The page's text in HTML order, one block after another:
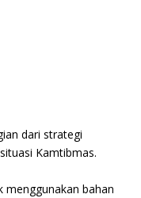
dari strategi
Kamtibmas.
menggunakan bahan